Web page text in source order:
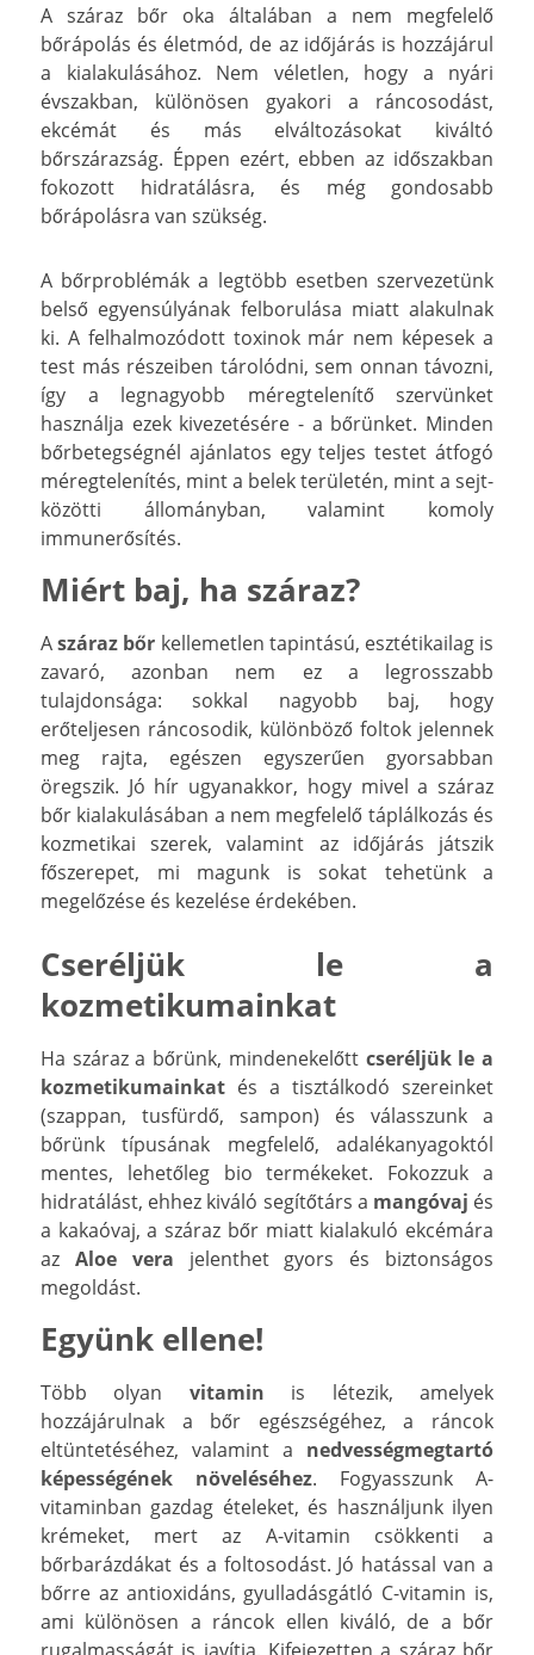
A száraz bőr oka általában a nem megfelelő
bőrápolás és életmód, de az időjárás is hozzájárul
a kialakulásához. Nem véletlen, hogy a nyári
évszakban, különösen gyakori a ráncosodást,
ekcémát és más elváltozásokat kiváltó
bőrszárazság. Éppen ezért, ebben az időszakban
fokozott hidratálásra, és még gondosabb
bőrápolásra van szükség.
A bőrproblémák a legtöbb esetben szervezetünk
belső egyensúlyának felborulása miatt alakulnak
ki. A felhalmozódott toxinok már nem képesek a
test más részeiben tárolódni, sem onnan távozni,
így a legnagyobb méregtelenítő szervünket
használja ezek kivezetésére - a bőrünket. Minden
bőrbetegségnél ajánlatos egy teljes testet átfogó
méregtelenítés, mint a belek területén, mint a sejt-
közötti állományban, valamint komoly
immunerősítés.
Miért baj, ha száraz?
Aszáraz bőr kellemetlen tapintású, esztétikailag is
zavaró, azonban nem ez a legrosszabb
tulajdonsága: sokkal nagyobb baj, hogy
erőteljesen ráncosodik, különböző foltok jelennek
meg rajta, egészen egyszerűen gyorsabban
öregszik. Jó hír ugyanakkor, hogy mivel a száraz
bőr kialakulásában a nem megfelelő táplálkozás és
kozmetikai szerek, valamint az időjárás játszik
főszerepet, mi magunk is sokat tehetünk a
megelőzése és kezelése érdekében.
Cseréljük le a
kozmetikumainkat
Ha száraz a bőrünk, mindenekelőtt cseréljük le a
kozmetikumainkat és a tisztálkodó szereinket
(szappan, tusfürdő, sampon) és válasszunk a
bőrünk típusának megfelelő, adalékanyagoktól
mentes, lehetőleg bio termékeket. Fokozzuk a
hidratálást, ehhez kiváló segítőtárs a mangóvaj és
a kakaóvaj, a száraz bőr miatt kialakuló ekcémára
az Aloe vera jelenthet gyors és biztonságos
megoldást.
Együnk ellene!
Több olyan vitamin is létezik, amelyek
hozzájárulnak a bőr egészségéhez, a ráncok
eltüntetéséhez, valamint a nedvességmegtartó
képességének növeléséhez. Fogyasszunk A-
vitaminban gazdag ételeket, és használjunk ilyen
krémeket, mert az A-vitamin csökkenti a
bőrbarázdákat és a foltosodást. Jó hatással van a
bőrre az antioxidáns, gyulladásgátló C-vitamin is,
ami különösen a ráncok ellen kiváló, de a bőr